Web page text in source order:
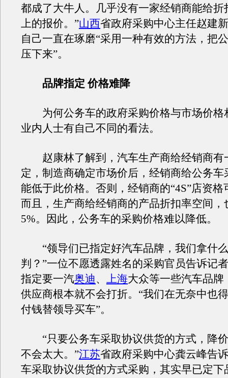
都成了大牛人。几乎没有一家经销商能给折
上的报价。”山西省政府采购中心主任赵建
自己一直在琢磨“采用一种有效的方法，把
压下来”。
品牌指定 价格难降
为何公务车的政府采购价格与市场价格
业内人士有自己不同的看法。
赵康林了解到，汽车生产商给经销商有
定，制造商确定市场价后，经销商给公务车
能低于此价格。否则，经销商的“4S”店资格
而且，生产商给经销商的产品折扣率空间，
5%。因此，公务车的采购价格难以降低。
“领导们已指定好汽车品牌，我们拿什
判？”一位不愿透露姓名的采购官员告诉记
指定要一汽奥迪、 上海大众等一些汽车品牌
供应商根本就不会打折。“我们在无奈中也
付钱替领导买车”。
“只要公务车采取协议供货的方式，降
不会太大。”江苏省政府采购中心龚云峰告
车采取协议供货的方式采购，其实早已定下